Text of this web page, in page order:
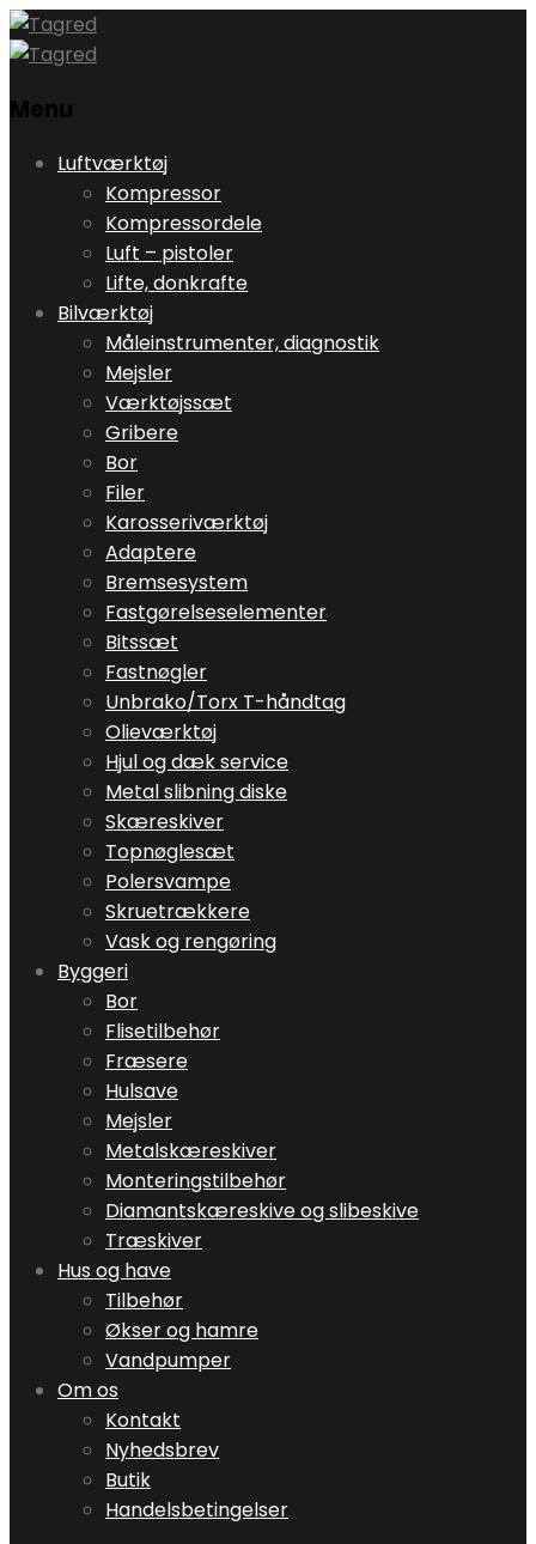
Menu
Skip
content
Luftværktøj
Kompressor
Kompressordele
Luft – pistoler
Lifte, donkrafte
Bilværktøj
Måleinstrumenter, diagnostik
Mejsler
Værktøjssæt
Gribere
Bor
Filer
Karosseriværktøj
Adaptere
Bremsesystem
Fastgørelseselementer
Bitssæt
Fastnøgler
Unbrako/Torx T-håndtag
Olieværktøj
Hjul og dæk service
Metal slibning diske
Skæreskiver
Topnøglesæt
Polersvampe
Skruetrækkere
Vask og rengøring
Byggeri
Bor
Flisetilbehør
Fræsere
Hulsave
Mejsler
Metalskæreskiver
Monteringstilbehør
Diamantskæreskive og slibeskive
Træskiver
Hus og have
Tilbehør
Økser og hamre
Vandpumper
Om os
Kontakt
Nyhedsbrev
Butik
Handelsbetingelser